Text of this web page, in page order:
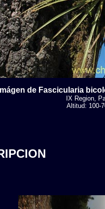
de Fascicularia
IX Region,
Altitud: 100-